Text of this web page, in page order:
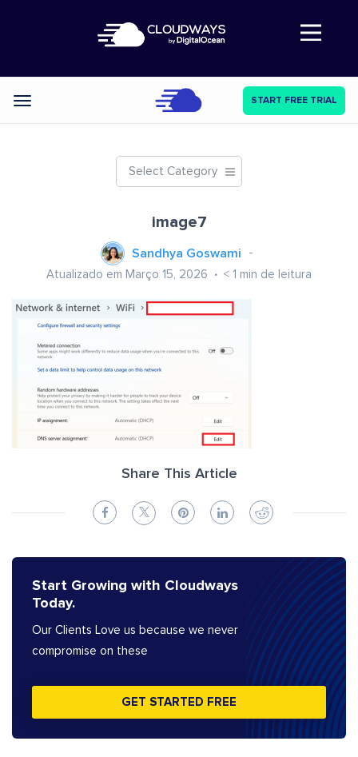
Abre a navegação
Categories START FREE TRIAL
Select Category
image7
Sandhya Goswami
Atualizado em Março 15, 2026 < 1 min de leitura
Share This Article
Start Growing with Cloudways
Today.
Our Clients Love us because we never
compromise on these
GET STARTED FREE